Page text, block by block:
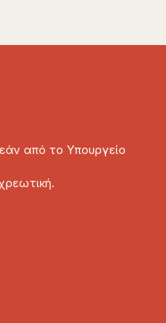
από το Υπουργείο